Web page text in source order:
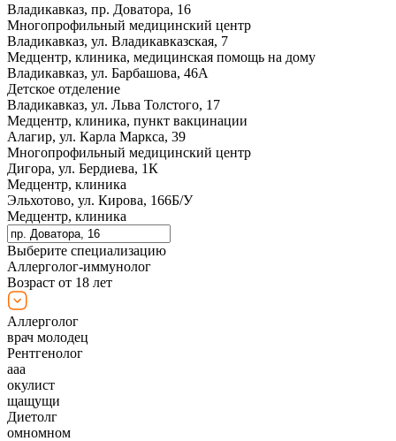
Владикавказ, пр. Доватора, 16
Многопрофильный медицинский центр
Владикавказ, ул. Владикавказская, 7
Медцентр, клиника, медицинская помощь на дому
Владикавказ, ул. Барбашова, 46А
Детское отделение
Владикавказ, ул. Льва Толстого, 17
Медцентр, клиника, пункт вакцинации
Алагир, ул. Карла Маркса, 39
Многопрофильный медицинский центр
Дигора, ул. Бердиева, 1К
Медцентр, клиника
Эльхотово, ул. Кирова, 166Б/У
Медцентр, клиника
Выберите специализацию
Аллерголог-иммунолог
Возраст от 18 лет
Аллерголог
врач молодец
Рентгенолог
ааа
окулист
щащущи
Диетолг
омномном